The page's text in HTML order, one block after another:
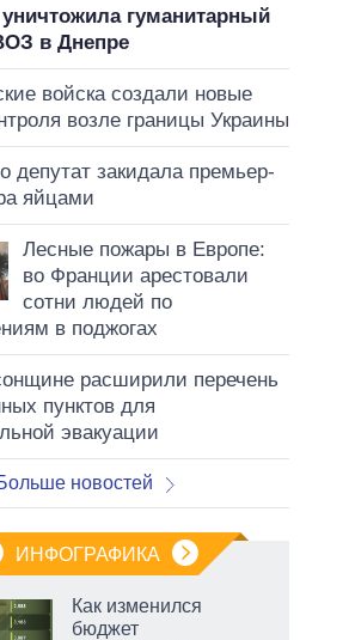
гуманитарный
в Днепре
войска создали новые
возле границы Украины
депутат закидала премьер-
яйцами
Лесные пожары в Европе:
во Франции арестовали
сотни людей по
в поджогах
расширили перечень
пунктов для
эвакуации
новостей
ИНФОГРАФИКА
Как изменился
бюджет